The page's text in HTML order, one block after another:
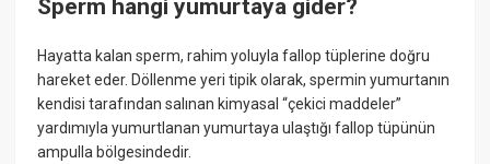
Sperm hangi yumurtaya gider?
Hayatta kalan sperm, rahim yoluyla fallop tüplerine doğru
hareket eder. Döllenme yeri tipik olarak, spermin yumurtanın
kendisi tarafından salınan kimyasal “çekici maddeler”
yardımıyla yumurtlanan yumurtaya ulaştığı fallop tüpünün
ampulla bölgesindedir.